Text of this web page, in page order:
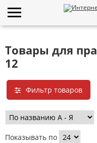
Товары для
12
Фильтр товаров
Показывать по